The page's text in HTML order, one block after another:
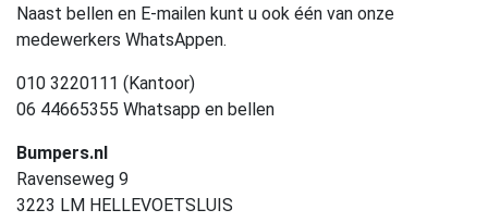
Naast bellen en E-mailen kunt u ook één van onze
medewerkers WhatsAppen.
010 3220111 (Kantoor)
06 44665355 Whatsapp en bellen
Bumpers.nl
Ravenseweg 9
3223 LM HELLEVOETSLUIS